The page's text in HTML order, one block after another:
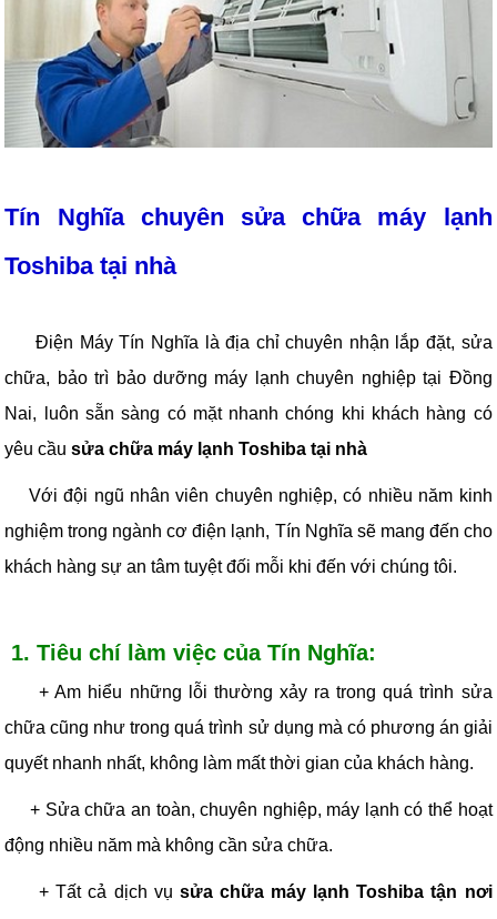
Tín Nghĩa chuyên sửa chữa máy lạnh
Toshiba tại nhà
Điện Máy Tín Nghĩa là địa chỉ chuyên nhận lắp đặt, sửa
chữa, bảo trì bảo dưỡng máy lạnh chuyên nghiệp tại Đồng
Nai, luôn sẵn sàng có mặt nhanh chóng khi khách hàng có
yêu cầusửa chữa máy lạnh Toshiba tại nhà
Với đội ngũ nhân viên chuyên nghiệp, có nhiều năm kinh
nghiệm trong ngành cơ điện lạnh, Tín Nghĩa sẽ mang đến cho
khách hàng sự an tâm tuyệt đối mỗi khi đến với chúng tôi.
1. Tiêu chí làm việc của Tín Nghĩa:
+ Am hiểu những lỗi thường xảy ra trong quá trình sửa
chữa cũng như trong quá trình sử dụng mà có phương án giải
quyết nhanh nhất, không làm mất thời gian của khách hàng.
+ Sửa chữa an toàn, chuyên nghiệp, máy lạnh có thể hoạt
động nhiều năm mà không cần sửa chữa.
+ Tất cả dịch vụ sửa chữa máy lạnh Toshiba tận nơi